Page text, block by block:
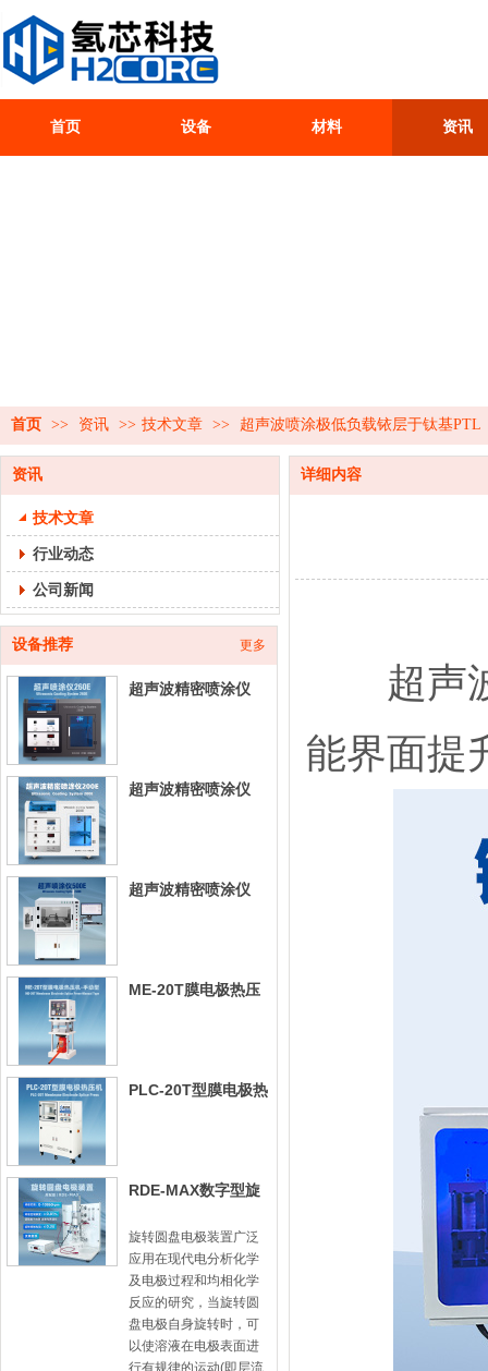
首页 设备 材料 资讯
首页 >> 资讯 >> 技术文章 >> 超声波喷涂极低负载铱层于钛基PTL
资讯
技术文章
行业动态
公司新闻
设备推荐 更多
超声波精密喷涂仪
超声波精密喷涂仪
超声波精密喷涂仪
ME-20T膜电极热压
PLC-20T型膜电极热
RDE-MAX数字型旋
旋转圆盘电极装置广泛
应用在现代电分析化学
及电极过程和均相化学
反应的研究，当旋转圆
盘电极自身旋转时，可
以使溶液在电极表面进
行有规律的运动(即层流
详细内容
超声波
能界面提